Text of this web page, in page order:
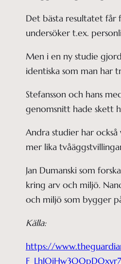
Det bästa resultatet får
undersöker t.ex.
Men i en ny studie
identiska som man har
Stefansson och hans
genomsnitt hade skett
Andra studier har
mer lika
Jan Dumanski som
kring arv och miljö.
och miljö som bygger
Källa:
https://